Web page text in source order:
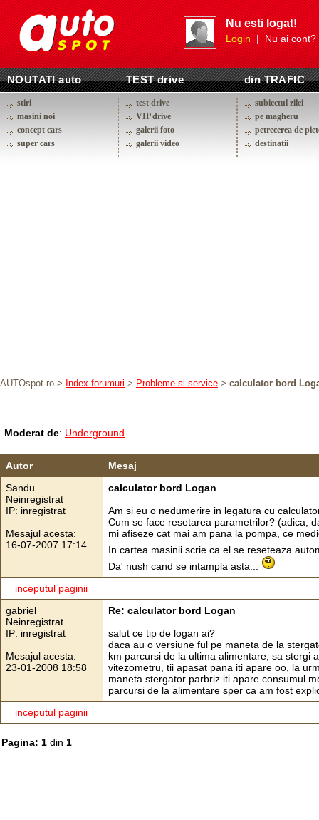
Nu esti logat!
Login| Nu ai cont?
NOUTATI auto TEST drive din TRAFIC
stiri
masini noi
concept cars
super cars
test drive
VIP drive
galerii foto
galerii video
subiectul zilei
pe magheru
petrecerea de
destinatii
AUTOspot.ro > Index forumuri > Probleme si service > calculator bord
Moderat de: Underground
Autor
Mesaj
Sandu
Neinregistrat
IP: inregistrat
Mesajul acesta:
16-07-2007 17:14
calculator bord Logan
Am si eu o nedumerire in legatura cu
Cum se face resetarea parametrilor? (adica,
mi afiseze cat mai am pana la pompa, ce
In cartea masinii scrie ca el se reseteaza
Da' nush cand se intampla asta...
inceputul paginii
gabriel
Neinregistrat
IP: inregistrat
Mesajul acesta:
23-01-2008 18:58
Re: calculator bord Logan
salut ce tip de logan ai?
daca au o versiune ful pe maneta de la
km parcursi de la ultima alimentare, sa stergi
vitezometru, tii apasat pana iti apare oo, la
maneta stergator parbriz iti apare consumul
parcursi de la alimentare sper ca am fost
inceputul paginii
Pagina: 1 din 1